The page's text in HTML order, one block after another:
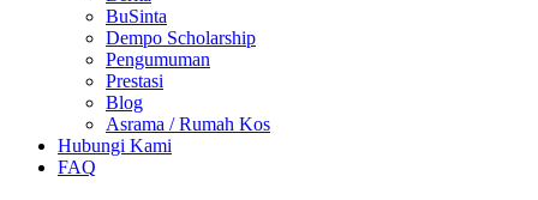
BuSinta
Dempo Scholarship
Pengumuman
Prestasi
Blog
Asrama / Rumah Kos
Hubungi Kami
FAQ